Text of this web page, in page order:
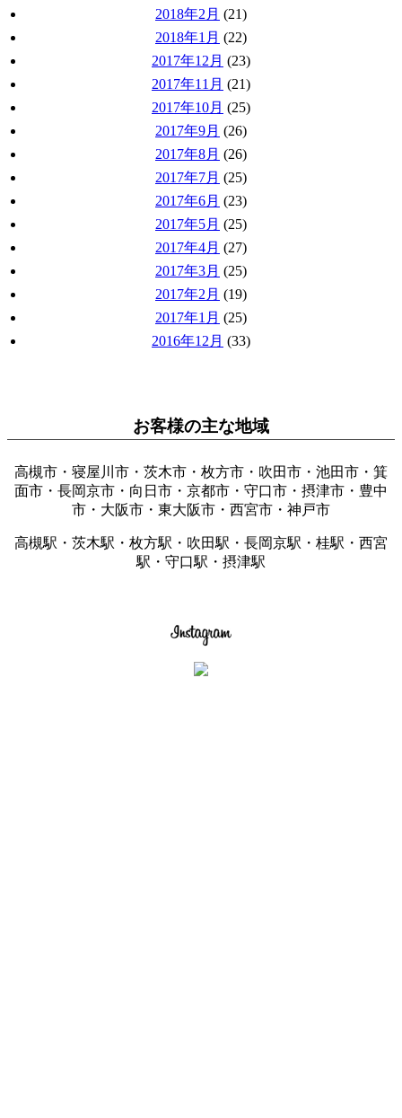
2018年2月 (21)
2018年1月 (22)
2017年12月 (23)
2017年11月 (21)
2017年10月 (25)
2017年9月 (26)
2017年8月 (26)
2017年7月 (25)
2017年6月 (23)
2017年5月 (25)
2017年4月 (27)
2017年3月 (25)
2017年2月 (19)
2017年1月 (25)
2016年12月 (33)
お客様の主な地域
高槻市・寝屋川市・茨木市・枚方市・吹田市・池田市・箕
面市・長岡京市・向日市・京都市・守口市・摂津市・豊中
市・大阪市・東大阪市・西宮市・神戸市
高槻駅・茨木駅・枚方駅・吹田駅・長岡京駅・桂駅・西宮
駅・守口駅・摂津駅